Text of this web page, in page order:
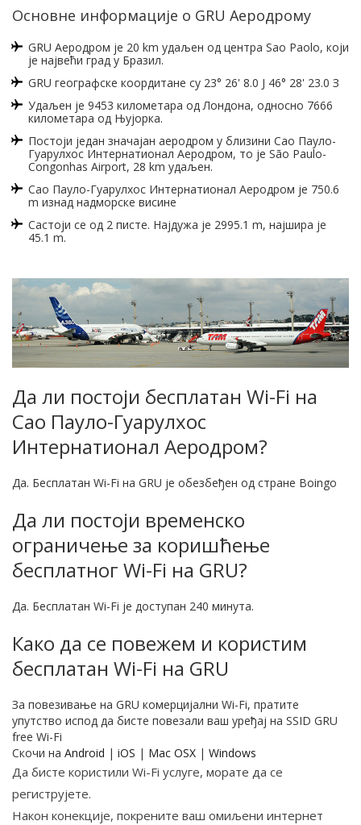
Основне информације о GRU Аеродрому
GRU Аеродром је 20 km удаљен од центра Sao Paolo, који
је највећи град у Бразил.
GRU географске коордитане су 23° 26' 8.0 Ј 46° 28' 23.0 З
Удаљен је 9453 километара од Лондона, односно 7666
километара од Њујорка.
Постоји један значајан аеродром у близини Сао Пауло-
Гуарулхос Интернатионал Аеродром, то је São Paulo-
Congonhas Airport, 28 km удаљен.
Сао Пауло-Гуарулхос Интернатионал Аеродром је 750.6
m изнад надморске висине
Састоји се од 2 писте. Најдужа је 2995.1 m, најшира је
45.1 m.
Да ли постоји бесплатан Wi-Fi на
Сао Пауло-Гуарулхос
Интернатионал Аеродром?
Да. Бесплатан Wi-Fi на GRU је обезбеђен од стране Boingo
Да ли постоји временско
ограничење за коришћење
бесплатног Wi-Fi на GRU?
Да. Бесплатан Wi-Fi је доступан 240 минута.
Како да се повежем и користим
бесплатан Wi-Fi на GRU
За повезивање на GRU комерцијални Wi-Fi, пратите
упутство испод да бисте повезали ваш уређај на SSID GRU
free Wi-Fi
Скочи на Android | iOS | Mac OSX | Windows
Да бисте користили Wi-Fi услуге, морате да се
региструјете.
Након конекције, покрените ваш омиљени интернет